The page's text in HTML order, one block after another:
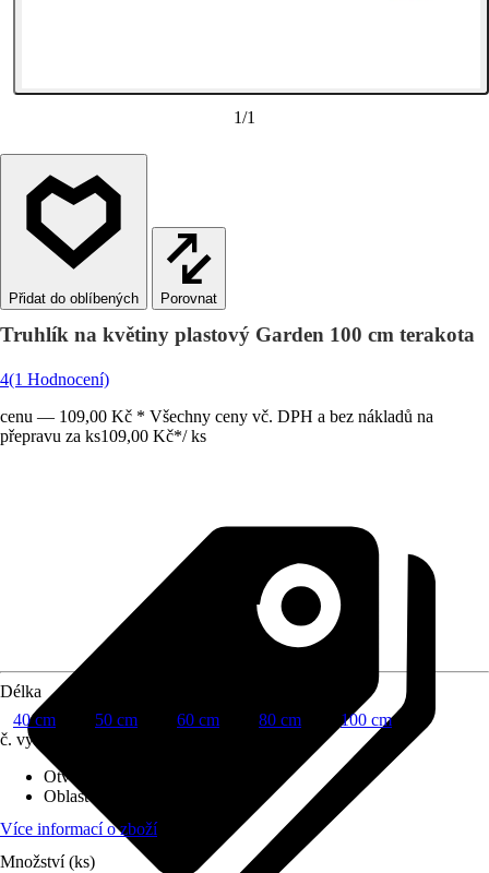
1/1
Porovnat
Truhlík na květiny plastový Garden 100 cm terakota
4(1 Hodnocení)
cenu — 109,00 Kč * Všechny ceny vč. DPH a bez nákladů na
přepravu za ks109,00 Kč*/ ks
Délka
40 cm
50 cm 60 cm 80 cm
100 cm
č. výrobku
Otvor ve dnu
Oblast využití
Více informací o zboží
Množství (ks)